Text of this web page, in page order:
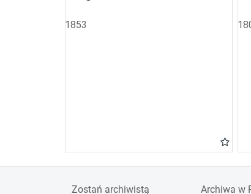
1853
Zostań archiwistą Archiwa w